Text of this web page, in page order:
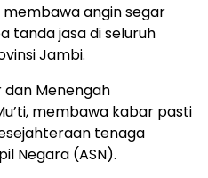
angin segar
tanda jasa di seluruh
Jambi.
dan Menengah
membawa kabar pasti
tenaga
Negara (ASN).